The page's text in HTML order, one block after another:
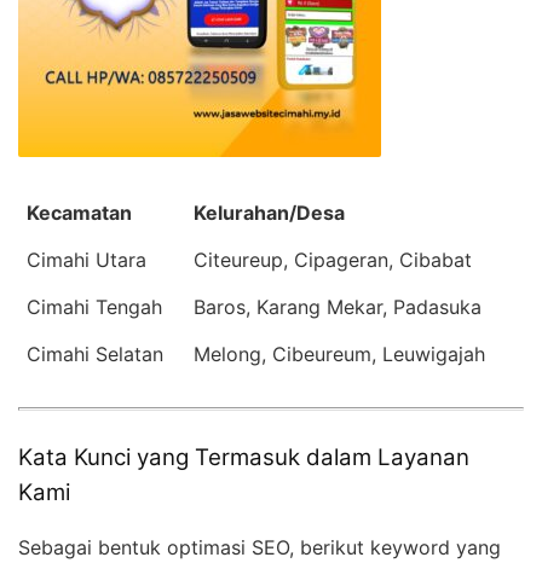
Kecamatan
Kelurahan/Desa
Cimahi Utara
Citeureup, Cipageran, Cibabat
Cimahi Tengah
Baros, Karang Mekar, Padasuka
Cimahi Selatan
Melong, Cibeureum, Leuwigajah
Kata Kunci yang Termasuk dalam Layanan
Kami
Sebagai bentuk optimasi SEO, berikut keyword yang